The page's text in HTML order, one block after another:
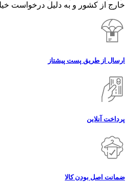
خارج از کشور و به دلیل درخواست
ارسال از طریق پست پیشتاز
پرداخت آنلاین
ضمانت اصل بودن کالا